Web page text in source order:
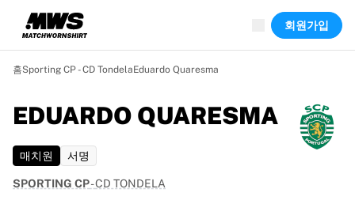
하이라이트
월드 챔피언십 경매
레전드 컬렉션
투르 드 프랑스
경매
곧 종료
숨은 보석
회원가입
홈Sporting CP - CD TondelaEduardo Quaresma
EDUARDO QUARESMA
매치원 서명
SPORTING CP-CD TONDELA